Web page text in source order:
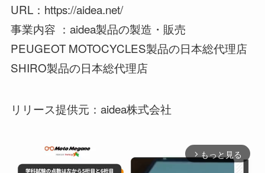
URL：https://aidea.net/
事業内容 ：aidea製品の製造・販売
PEUGEOT MOTOCYCLES製品の日本総代理店
SHIRO製品の日本総代理店
リリース提供元：aidea株式会社
arrow_forward_ios もっと見る